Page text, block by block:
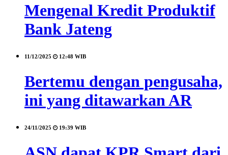
Mengenal Kredit Produktif
Bank Jateng
11/12/2025 12:48 WIB
Bertemu dengan pengusaha,
ini yang ditawarkan AR
24/11/2025 19:39 WIB